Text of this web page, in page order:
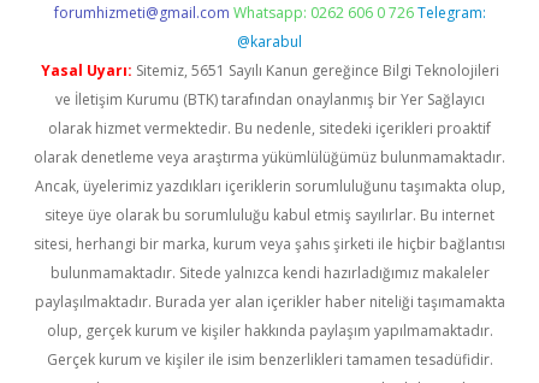
forumhizmeti@gmail.com Whatsapp: 0262 606 0 726 Telegram:
@karabul
Yasal Uyarı: Sitemiz, 5651 Sayılı Kanun gereğince Bilgi Teknolojileri
ve İletişim Kurumu (BTK) tarafından onaylanmış bir Yer Sağlayıcı
olarak hizmet vermektedir. Bu nedenle, sitedeki içerikleri proaktif
olarak denetleme veya araştırma yükümlülüğümüz bulunmamaktadır.
Ancak, üyelerimiz yazdıkları içeriklerin sorumluluğunu taşımakta olup,
siteye üye olarak bu sorumluluğu kabul etmiş sayılırlar. Bu internet
sitesi, herhangi bir marka, kurum veya şahıs şirketi ile hiçbir bağlantısı
bulunmamaktadır. Sitede yalnızca kendi hazırladığımız makaleler
paylaşılmaktadır. Burada yer alan içerikler haber niteliği taşımamakta
olup, gerçek kurum ve kişiler hakkında paylaşım yapılmamaktadır.
Gerçek kurum ve kişiler ile isim benzerlikleri tamamen tesadüfidir.